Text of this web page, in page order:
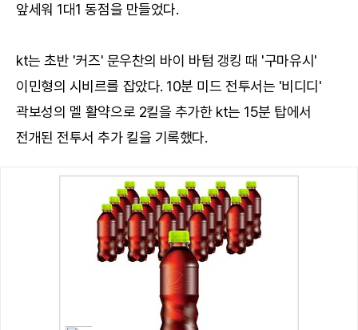
앞세워 1대1 동점을 만들었다.
kt는 초반 '커즈' 문우찬의 바이 바텀 갱킹 때 '구마유시'
이민형의 시비르를 잡았다. 10분 미드 전투서는 '비디디'
곽보성의 멜 활약으로 2킬을 추가한 kt는 15분 탑에서
전개된 전투서 추가 킬을 기록했다.